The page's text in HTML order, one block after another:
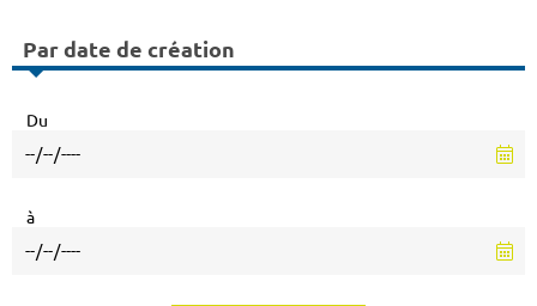
Par date de création
Du
à